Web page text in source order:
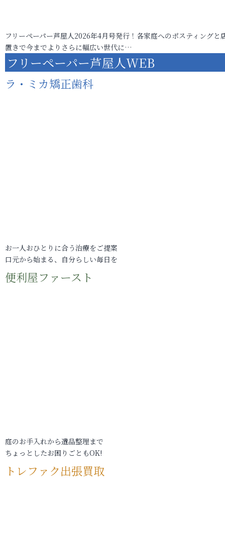
フリーペーパー芦屋人2026年4月号発行！各家庭へのポスティングと
置きで今までよりさらに幅広い世代に…
フリーペーパー芦屋人WEB
ラ・ミカ矯正歯科
お一人おひとりに合う治療をご提案
口元から始まる、自分らしい毎日を
便利屋ファースト
庭のお手入れから遺品整理まで
ちょっとしたお困りごともOK!
トレファク出張買取